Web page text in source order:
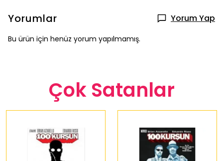
Yorumlar Yorum Yap
Bu ürün için henüz yorum yapılmamış.
Çok Satanlar